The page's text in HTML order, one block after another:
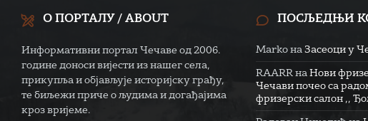
О ПОРТАЛУ / ABOUT
Информативни портал Чечаве од 2006.
године доноси вијести из нашег села,
прикупља и објављује историјску грађу,
те биљежи приче о људима и догађајима
кроз вријеме.
ПОСЉЕДЊИ
Marko наЗасеоци у
RAARR наНови
Чечави почео са
фризерски салон ,,